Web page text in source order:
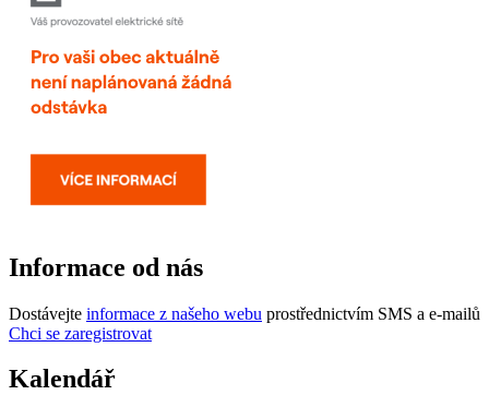
Informace od nás
Dostávejte informace z našeho webu prostřednictvím SMS a e-mailů
Chci se zaregistrovat
Kalendář